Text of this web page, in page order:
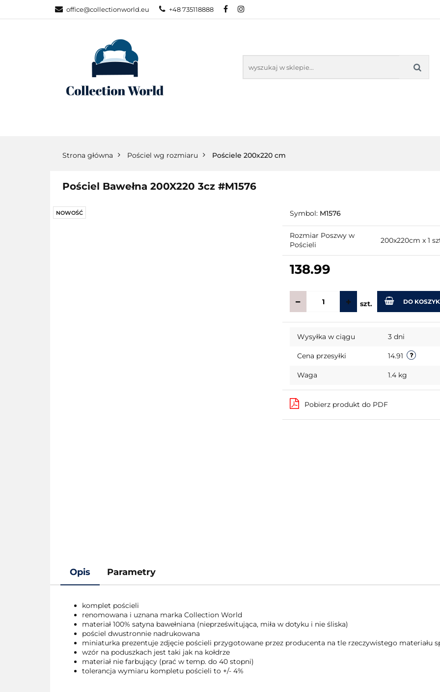
office@collectionworld.eu +48 735118888
KATEGORIE NOWOŚCI
Strona główna Pościel wg rozmiaru Pościele 200x220 cm
Pościel Bawełna 200X220 3cz #M1576
NOWOŚĆ Symbol: M1576
Rozmiar Poszwy w
Pościeli
200x220cm x 1
138.99
szt. DO
Wysyłka w ciągu 3 dni
Cena przesyłki 14.91
Waga 1.4 kg
Pobierz produkt do PDF
Opis Parametry
komplet pościeli
renomowana i uznana marka Collection World
materiał 100% satyna bawełniana (nieprześwitująca, miła w dotyku i nie śliska)
pościel dwustronnie nadrukowana
miniaturka prezentuje zdjęcie pościeli przygotowane przez producenta na tle rzeczywistego materiału
wzór na poduszkach jest taki jak na kołdrze
materiał nie farbujący (prać w temp. do 40 stopni)
tolerancja wymiaru kompletu pościeli to +/- 4%